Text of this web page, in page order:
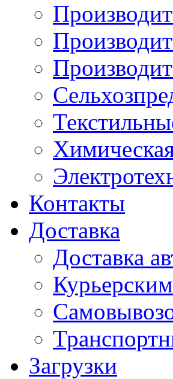
Контакты
Доставка
Доставка
Загрузки